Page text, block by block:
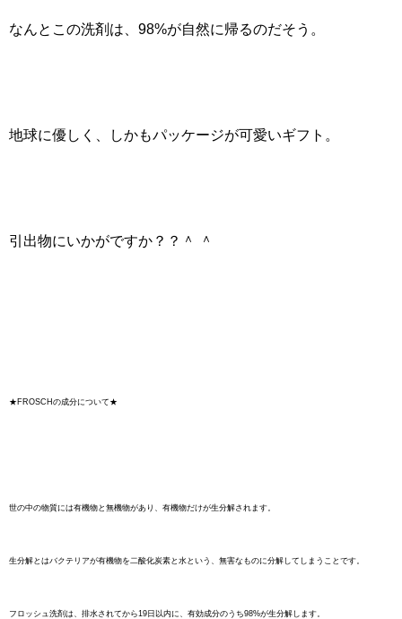
なんとこの洗剤は、98%が自然に帰るのだそう。
地球に優しく、しかもパッケージが可愛いギフト。
引出物にいかがですか？？＾ ＾
★FROSCHの成分について★
世の中の物質には有機物と無機物があり、有機物だけが生分解されます。
生分解とはバクテリアが有機物を二酸化炭素と水という、 無害なものに分解してしまうことです。
フロッシュ洗剤は、排水されてから19日以内に、有効成分のうち98%が生分解します。